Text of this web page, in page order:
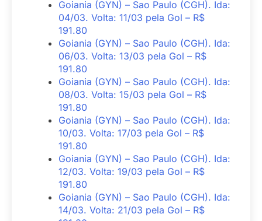
Goiania (GYN) – Sao Paulo (CGH). Ida:
04/03. Volta: 11/03 pela Gol – R$
191.80
Goiania (GYN) – Sao Paulo (CGH). Ida:
06/03. Volta: 13/03 pela Gol – R$
191.80
Goiania (GYN) – Sao Paulo (CGH). Ida:
08/03. Volta: 15/03 pela Gol – R$
191.80
Goiania (GYN) – Sao Paulo (CGH). Ida:
10/03. Volta: 17/03 pela Gol – R$
191.80
Goiania (GYN) – Sao Paulo (CGH). Ida:
12/03. Volta: 19/03 pela Gol – R$
191.80
Goiania (GYN) – Sao Paulo (CGH). Ida:
14/03. Volta: 21/03 pela Gol – R$